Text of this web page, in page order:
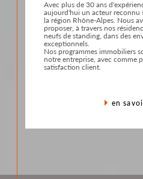
Avec plus de 30 ans
aujourd'hui un acteur reconnu
la région Rhône-Alpes. Nous
proposer, à travers nos
neufs de standing, dans des
exceptionnels.
Nos programmes immobiliers
notre entreprise, avec comme
satisfaction client.
en